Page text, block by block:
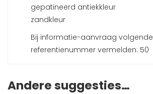
gepatineerd antiekkleur
zandkleur
Bij informatie-aanvraag volgende
referentienummer vermelden: 50
Andere suggesties…